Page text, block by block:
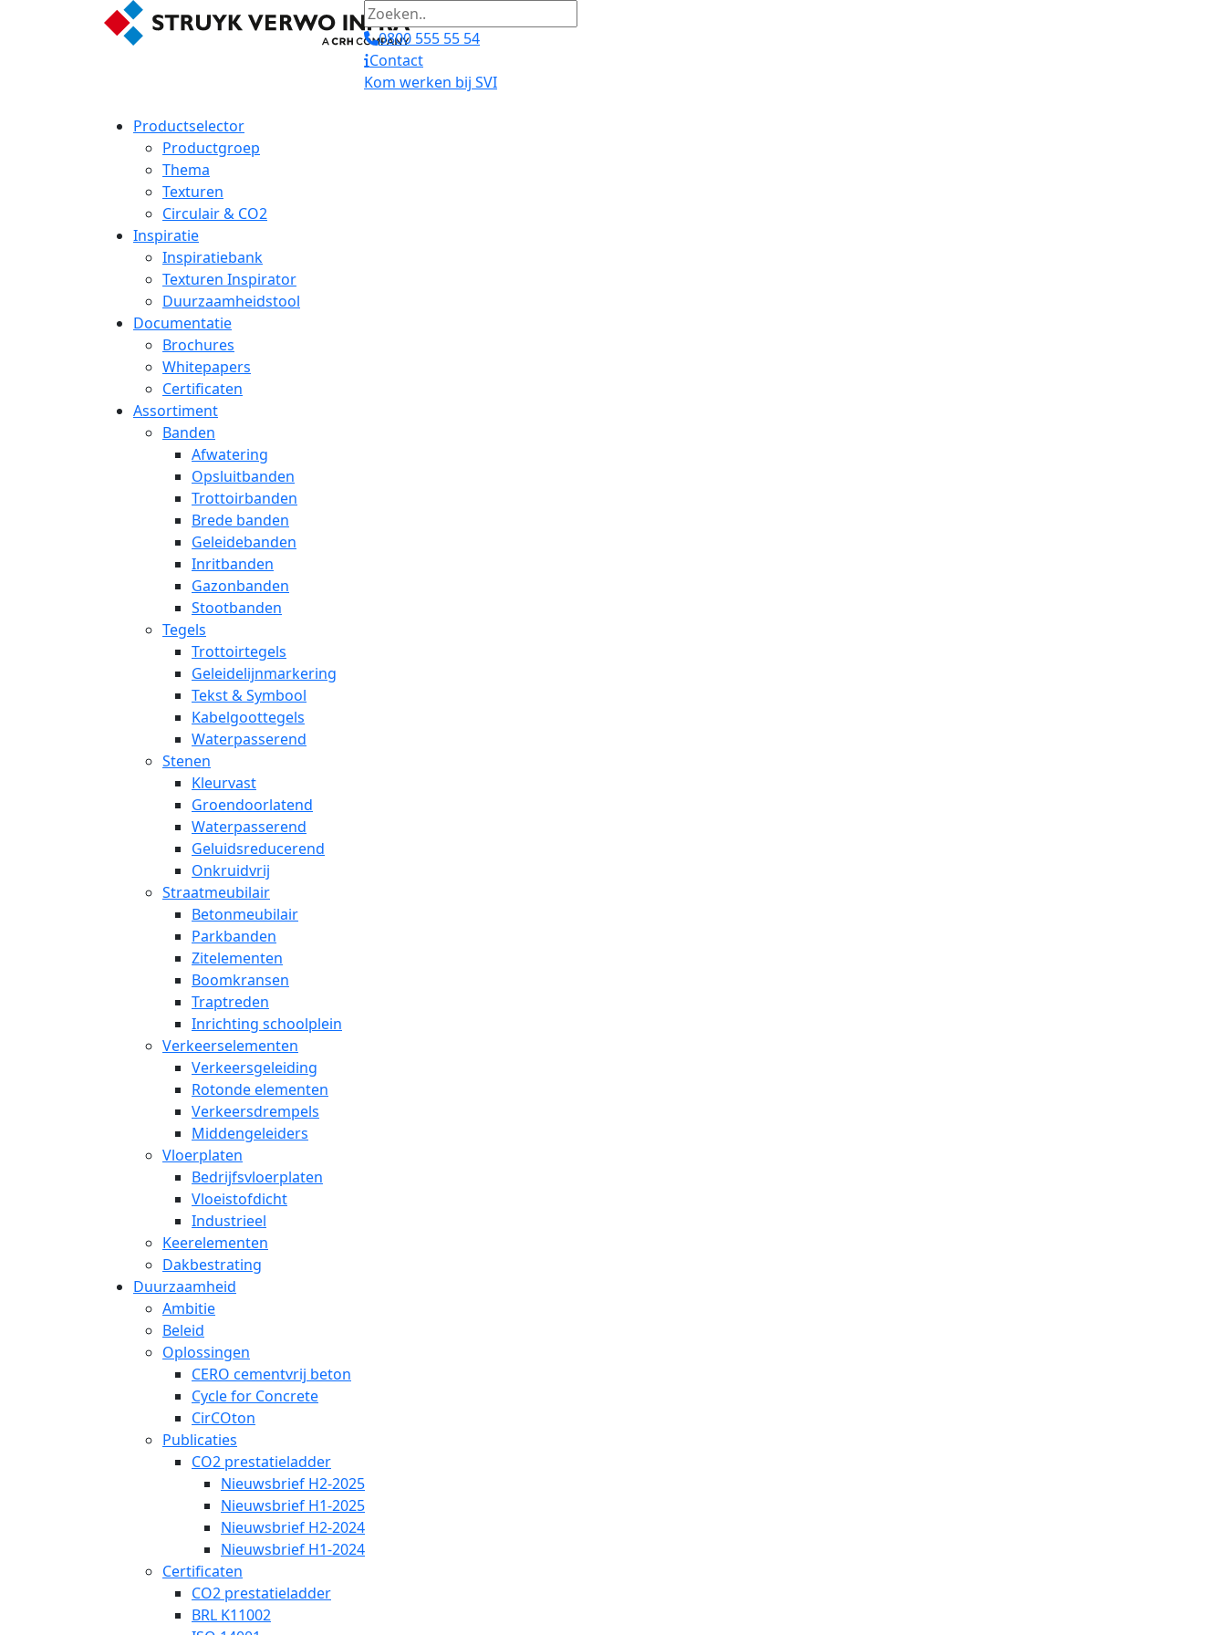
0800 555 55 54
Contact
Kom werken bij SVI
Productselector
Productgroep
Thema
Texturen
Circulair & CO2
Inspiratie
Inspiratiebank
Texturen Inspirator
Duurzaamheidstool
Documentatie
Brochures
Whitepapers
Certificaten
Assortiment
Banden
Afwatering
Opsluitbanden
Trottoirbanden
Brede banden
Geleidebanden
Inritbanden
Gazonbanden
Stootbanden
Tegels
Trottoirtegels
Geleidelijnmarkering
Tekst & Symbool
Kabelgoottegels
Waterpasserend
Stenen
Kleurvast
Groendoorlatend
Waterpasserend
Geluidsreducerend
Onkruidvrij
Straatmeubilair
Betonmeubilair
Parkbanden
Zitelementen
Boomkransen
Traptreden
Inrichting schoolplein
Verkeerselementen
Verkeersgeleiding
Rotonde elementen
Verkeersdrempels
Middengeleiders
Vloerplaten
Bedrijfsvloerplaten
Vloeistofdicht
Industrieel
Keerelementen
Dakbestrating
Duurzaamheid
Ambitie
Beleid
Oplossingen
CERO cementvrij beton
Cycle for Concrete
CirCOton
Publicaties
CO2 prestatieladder
Nieuwsbrief H2-2025
Nieuwsbrief H1-2025
Nieuwsbrief H2-2024
Nieuwsbrief H1-2024
Certificaten
CO2 prestatieladder
BRL K11002